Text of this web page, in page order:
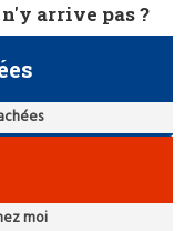
arrive pas ?
moi